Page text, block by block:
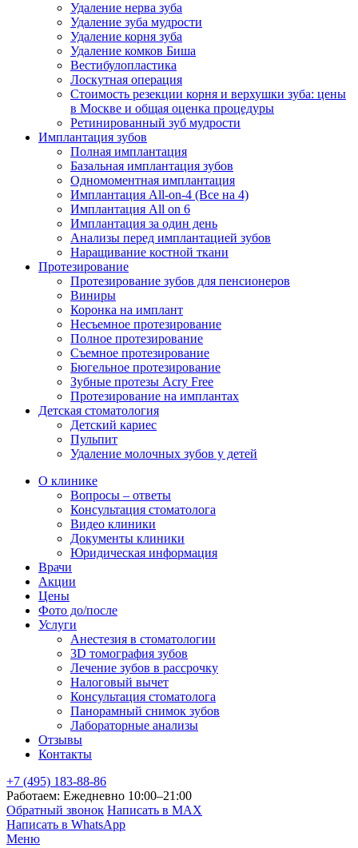
Удаление нерва зуба
Удаление зуба мудрости
Удаление корня зуба
Удаление комков Биша
Вестибулопластика
Лоскутная операция
Стоимость резекции корня и верхушки зуба: цены
в Москве и общая оценка процедуры
Ретинированный зуб мудрости
Имплантация зубов
Полная имплантация
Базальная имплантация зубов
Одномоментная имплантация
Имплантация All-on-4 (Все на 4)
Имплантация All on 6
Имплантация за один день
Анализы перед имплантацией зубов
Наращивание костной ткани
Протезирование
Протезирование зубов для пенсионеров
Виниры
Коронка на имплант
Несъемное протезирование
Полное протезирование
Съемное протезирование
Бюгельное протезирование
Зубные протезы Acry Free
Протезирование на имплантах
Детская стоматология
Детский кариес
Пульпит
Удаление молочных зубов у детей
О клинике
Вопросы – ответы
Консультация стоматолога
Видео клиники
Документы клиники
Юридическая информация
Врачи
Акции
Цены
Фото до/после
Услуги
Анестезия в стоматологии
3D томография зубов
Лечение зубов в рассрочку
Налоговый вычет
Консультация стоматолога
Панорамный снимок зубов
Лабораторные анализы
Отзывы
Контакты
+7 (495) 183-88-86
Работаем: Ежедневно 10:00–21:00
Обратный звонок Написать в MAX
Написать в WhatsApp
Меню